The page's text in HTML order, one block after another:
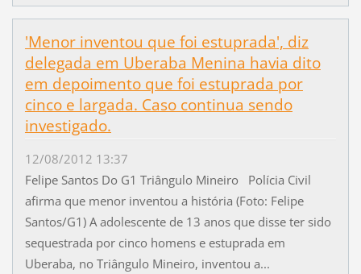
'Menor inventou que foi estuprada', diz
delegada em Uberaba Menina havia dito
em depoimento que foi estuprada por
cinco e largada. Caso continua sendo
investigado.
12/08/2012 13:37
Felipe Santos Do G1 Triângulo Mineiro Polícia Civil
afirma que menor inventou a história (Foto: Felipe
Santos/G1) A adolescente de 13 anos que disse ter sido
sequestrada por cinco homens e estuprada em
Uberaba, no Triângulo Mineiro, inventou a...